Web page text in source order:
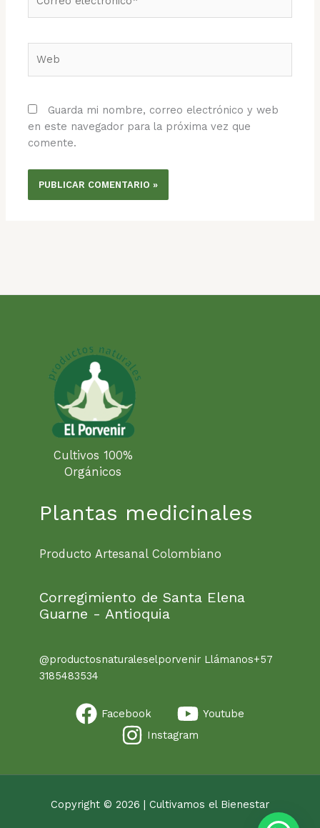
electrónico*
Guarda mi nombre, correo electrónico y web
en este navegador para la próxima vez que
comente.
Cultivos 100%
Orgánicos
Plantas medicinales
Producto Artesanal Colombiano
Corregimiento de Santa Elena
Guarne - Antioquia
@productosnaturaleselporvenir Llámanos+57
3185483534
Facebook
Youtube
Instagram
Copyright © 2026 | Cultivamos el Bienestar